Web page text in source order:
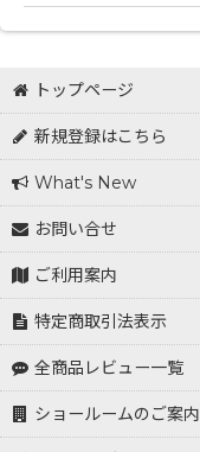
トップページ
新規登録はこちら
What's New
お問い合せ
ご利用案内
特定商取引法表示
全商品レビュー一覧
ショールームのご案内